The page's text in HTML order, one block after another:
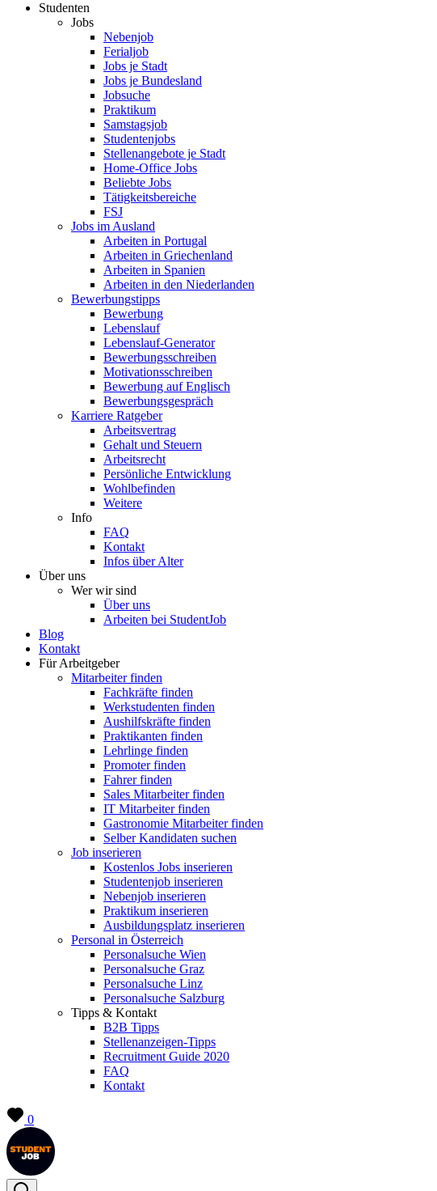
Studenten
Jobs
Nebenjob
Ferialjob
Jobs je Stadt
Jobs je Bundesland
Jobsuche
Praktikum
Samstagsjob
Studentenjobs
Stellenangebote je Stadt
Home-Office Jobs
Beliebte Jobs
Tätigkeitsbereiche
FSJ
Jobs im Ausland
Arbeiten in Portugal
Arbeiten in Griechenland
Arbeiten in Spanien
Arbeiten in den Niederlanden
Bewerbungstipps
Bewerbung
Lebenslauf
Lebenslauf-Generator
Bewerbungsschreiben
Motivationsschreiben
Bewerbung auf Englisch
Bewerbungsgespräch
Karriere Ratgeber
Arbeitsvertrag
Gehalt und Steuern
Arbeitsrecht
Persönliche Entwicklung
Wohlbefinden
Weitere
Info
FAQ
Kontakt
Infos über Alter
Über uns
Wer wir sind
Über uns
Arbeiten bei StudentJob
Blog
Kontakt
Für Arbeitgeber
Mitarbeiter finden
Fachkräfte finden
Werkstudenten finden
Aushilfskräfte finden
Praktikanten finden
Lehrlinge finden
Promoter finden
Fahrer finden
Sales Mitarbeiter finden
IT Mitarbeiter finden
Gastronomie Mitarbeiter finden
Selber Kandidaten suchen
Job inserieren
Kostenlos Jobs inserieren
Studentenjob inserieren
Nebenjob inserieren
Praktikum inserieren
Ausbildungsplatz inserieren
Personal in Österreich
Personalsuche Wien
Personalsuche Graz
Personalsuche Linz
Personalsuche Salzburg
Tipps & Kontakt
B2B Tipps
Stellenanzeigen-Tipps
Recruitment Guide 2020
FAQ
Kontakt
0